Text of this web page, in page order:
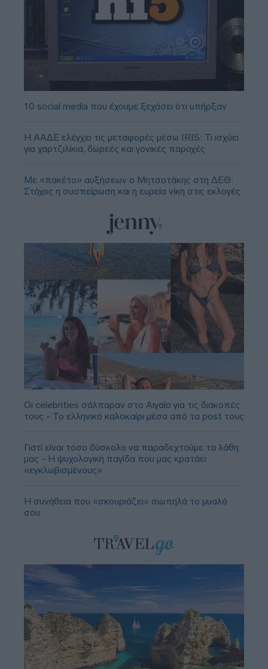
10 social media που έχουμε ξεχάσει ότι υπήρξαν
Η ΑΑΔΕ ελέγχει τις μεταφορές μέσω IRIS: Τι ισχύει
για χαρτζιλίκια, δωρεές και γονικές παροχές
Με «πακέτο» αυξήσεων ο Μητσοτάκης στη ΔΕΘ:
Στόχος η συσπείρωση και η ευρεία νίκη στις εκλογές
Οι celebrities σάλπαραν στο Αιγαίο για τις διακοπές
τους - Το ελληνικό καλοκαίρι μέσα από τα post τους
Γιατί είναι τόσο δύσκολο να παραδεχτούμε τα λάθη
μας - Η ψυχολογική παγίδα που μας κρατάει
«εγκλωβισμένους»
Η συνήθεια που «σκουριάζει» σιωπηλά το μυαλό
σου